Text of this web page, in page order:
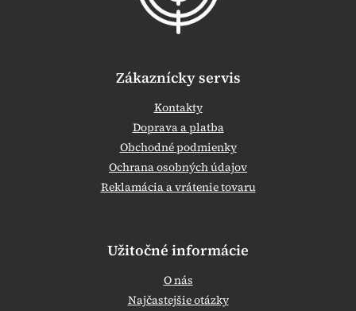
Zákaznícky servis
Kontakty
Doprava a platba
Obchodné podmienky
Ochrana osobných údajov
Reklamácia a vrátenie tovaru
Užitočné informácie
O nás
Najčastejšie otázky